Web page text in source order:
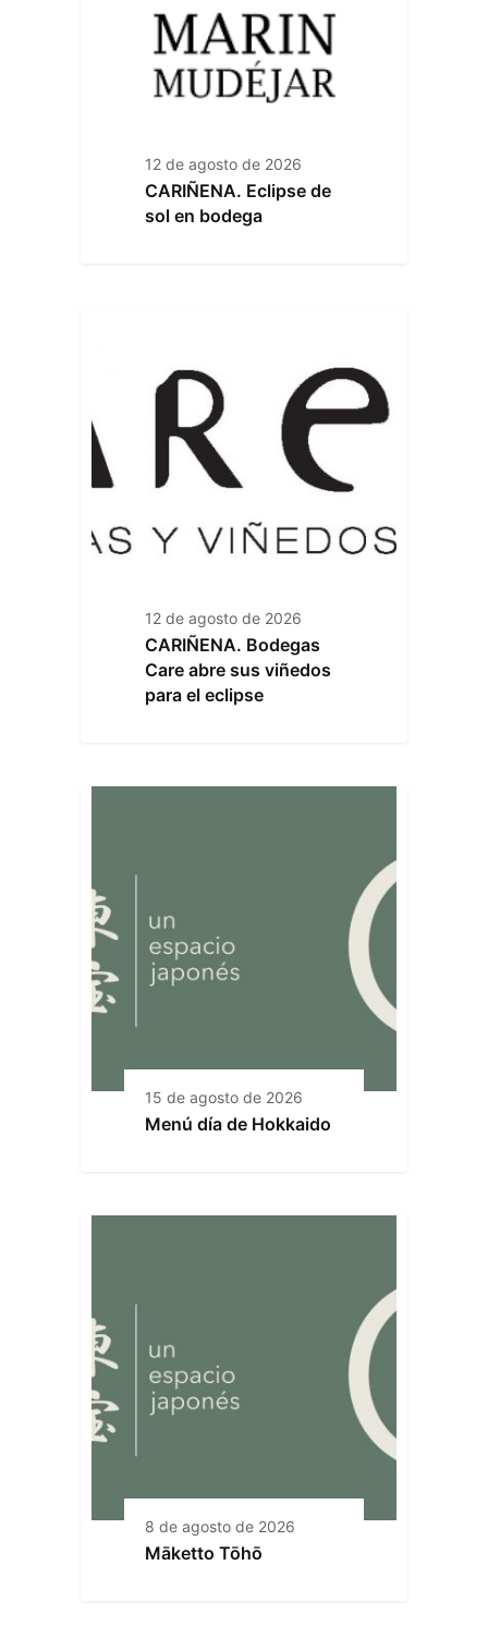
12 de agosto de 2026
CARIÑENA. Eclipse de
sol en bodega
12 de agosto de 2026
CARIÑENA. Bodegas
Care abre sus viñedos
para el eclipse
15 de agosto de 2026
Menú día de Hokkaido
8 de agosto de 2026
Māketto Tōhō